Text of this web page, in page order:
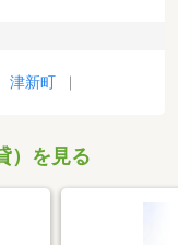
津新町
）を見る